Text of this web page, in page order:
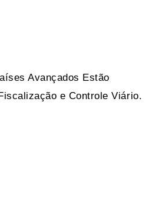
Avançados Estão
e Controle Viário.